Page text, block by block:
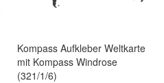
Kompass Aufkleber Weltkarte
mit Kompass Windrose
(321/1/6)